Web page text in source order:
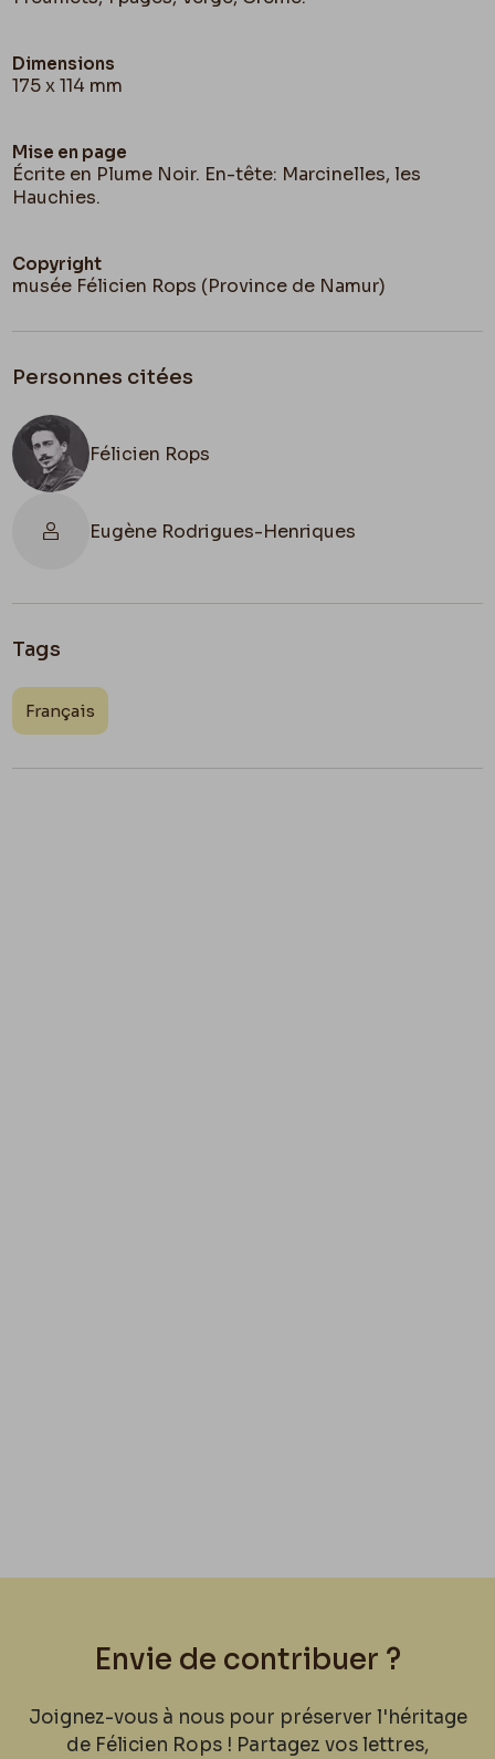
Dimensions
175 x 114 mm
Mise en page
Écrite en Plume Noir. En-tête: Marcinelles, les
Hauchies.
Copyright
musée Félicien Rops (Province de Namur)
Personnes citées
Félicien Rops
Eugène Rodrigues-Henriques
Tags
Français
Envie de contribuer ?
Joignez-vous à nous pour préserver l'héritage
de Félicien Rops ! Partagez vos lettres,